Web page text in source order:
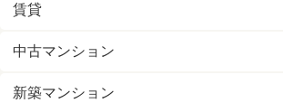
賃貸
中古マンション
新築マンション